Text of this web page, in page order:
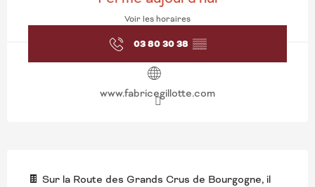
Voir les horaires
03 80 30 38 ▒▒
www.fabricegillotte.com
DESCRIPTION
🍫 Sur la Route des Grands Crus de Bourgogne, il